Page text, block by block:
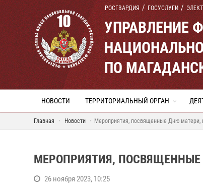
РОСГВАРДИЯ ГОСУСЛУГИ
УПРАВЛЕНИЕ
ПО
НОВОСТИ ТЕРРИТОРИАЛЬНЫЙ ОРГАН
Главная Новости Мероприятия, посвященные Дню матери,
МЕРОПРИЯТИЯ,
26 ноября 2023, 10:25